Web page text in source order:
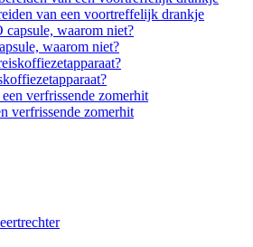
van een voortreffelijk drankje
waarom niet?
verfrissende zomerhit